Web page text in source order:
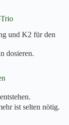
und K2 für den
dosieren.
ist selten nötig.